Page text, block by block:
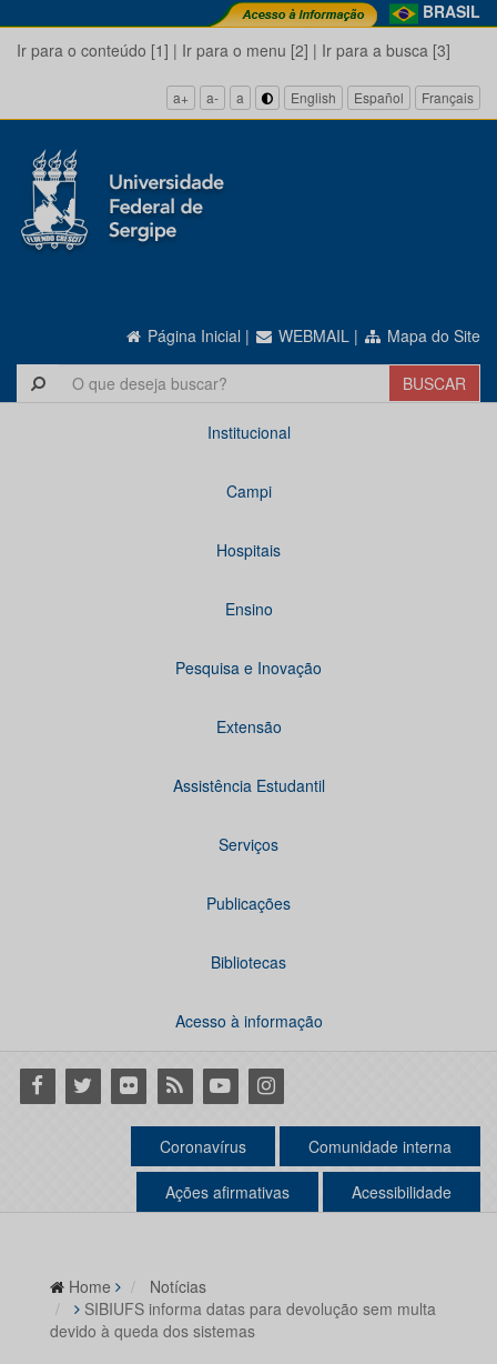
BRASIL
Ir para o conteúdo [1] | Ir para o menu [2] | Ir para a busca [3]
a+ a- a English Español Français
Página Inicial | WEBMAIL | Mapa do Site
Institucional
Campi
Hospitais
Ensino
Pesquisa e Inovação
Extensão
Assistência Estudantil
Serviços
Publicações
Bibliotecas
Acesso à informação
Facebook
Twitter Flickr RSS YoutubeInstagram
Coronavírus Comunidade interna
Ações afirmativas Acessibilidade
Home
Notícias
SIBIUFS informa datas para devolução sem multa
devido à queda dos sistemas